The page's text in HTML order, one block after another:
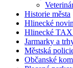
Historie města
Hlinecké
Hlinecké
Jarmarky a
Městská
Občanské